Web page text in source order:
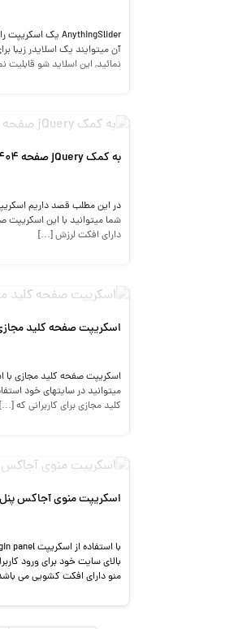
آن میتوایند یک اسلایدر زیبا
نمائید, این اسلاید شو
به کمک jQuery صفحه 404 زیبا بسازید!
در این مطلب قصد داریم
دارای افکت لرزش […]
اسکریپت صفحه کلید
اسکریپت صفحه کلید مجازی با
میتوانید در سایتهای خود
کلید مجازی برای کاربرانی که […]
اسکریپت منوی آجاکس
بالای سایت خود برای ورود
منو دارای افکت کشویی می